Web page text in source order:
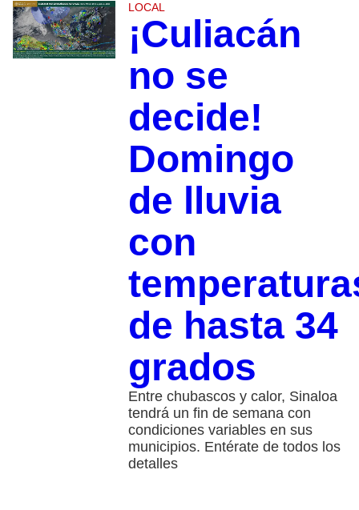
LOCAL
¡Culiacán
no se
decide!
Domingo
de lluvia
con
de hasta 34
grados
Entre chubascos y calor, Sinaloa
tendrá un fin de semana con
condiciones variables en sus
municipios. Entérate de todos los
detalles